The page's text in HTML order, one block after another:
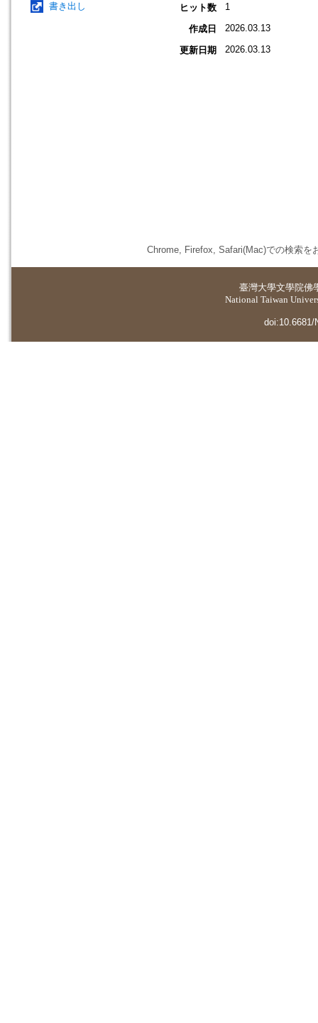
書き出し
ヒット数
1
作成日 2026.03.13
更新日期 2026.03.13
Chrome, Firefox, Safari(Mac)での検索を
臺灣大學文學院佛
National Taiwan
doi:10.6681/